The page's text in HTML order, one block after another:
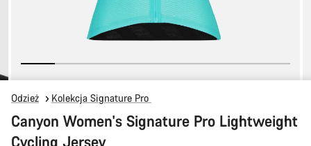
Odzież Kolekcja Signature Pro
Canyon Women's Signature Pro Lightweight
Cycling Jersey